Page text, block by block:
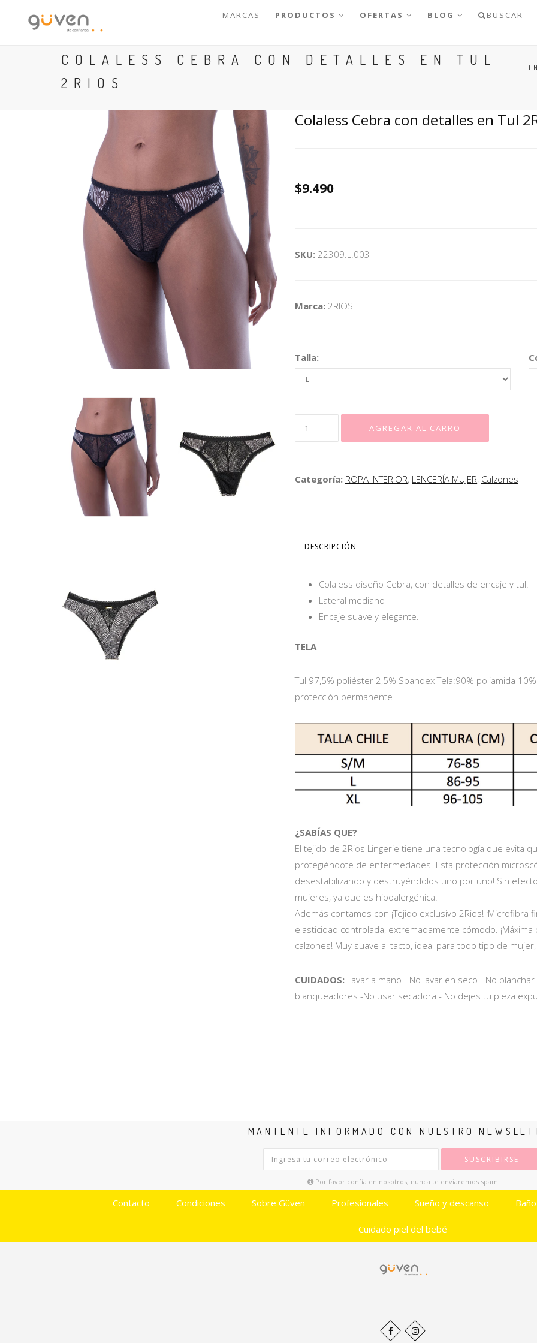
MARCAS PRODUCTOS OFERTAS BLOG BUSCAR
COLALESS CEBRA CON DETALLES EN TUL
2RIOS
Colaless Cebra con detalles en Tul
$9.490
SKU: 22309.L.003
Marca: 2RIOS
Talla:
Categoría: ROPA INTERIOR, LENCERÍA MUJER, Calzones
DESCRIPCIÓN
Colaless diseño Cebra, con detalles de encaje y tul.
Lateral mediano
Encaje suave y elegante.
TELA
Tul 97,5% poliéster 2,5% Spandex Tela:90% poliamida
protección permanente
¿SABÍAS QUE?
El tejido de 2Rios Lingerie tiene una tecnología que evita
protegiéndote de enfermedades. Esta protección
desestabilizando y destruyéndolos uno por uno! Sin
mujeres, ya que es hipoalergénica.
Además contamos con ¡Tejido exclusivo 2Rios!
elasticidad controlada, extremadamente cómodo.
calzones! Muy suave al tacto, ideal para todo tipo de
CUIDADOS: Lavar a mano - No lavar en seco - No
blanqueadores -No usar secadora - No dejes tu pieza
MANTENTE INFORMADO CON NUESTRO
SUSCRIBIRSE
Por favor confía en nosotros, nunca te enviaremos spam
Contacto Condiciones Sobre Güven Profesionales Sueño y descanso
Cuidado piel del bebé